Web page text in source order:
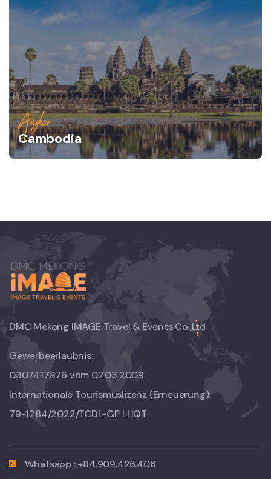
Angkor
Cambodia
DMC Mekong IMAGE Travel & Events Co.,Ltd
Gewerbeerlaubnis:
0307417876 vom 02.03.2009
Internationale Tourismuslizenz (Erneuerung):
79-1284/2022/TCDL-GP LHQT
Whatsapp : +84.909.426.406